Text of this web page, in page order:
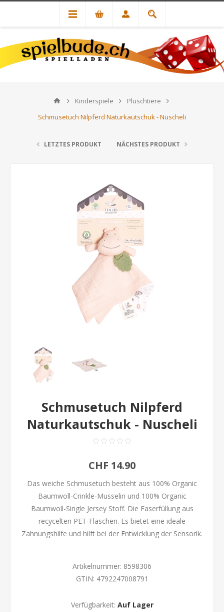
Kinderspiele
Plüschtiere
Schmusetuch Nilpferd Naturkautschuk - Nuscheli
LETZTES PRODUKT NÄCHSTES PRODUKT
Schmusetuch Nilpferd
Naturkautschuk - Nuscheli
CHF 14.90
Das weiche Schmusetuch besteht aus 100% Organic
Baumwoll-Crinkle-Musselin und 100% Organic
Baumwoll-Single Jersey Stoff. Die Faserfüllung aus
recycelten PET-Flaschen. Es bietet eine ideale
Zahnungshilfe und hilft bei der Entwicklung der Sensorik.
Artikelnummer: 8598306
GTIN: 4792247008791
Verfügbarkeit: Auf Lager